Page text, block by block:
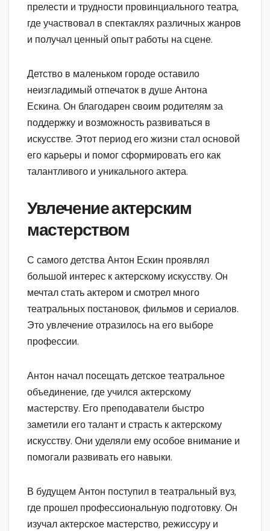
прелести и трудности провинциального театра,
где участвовал в спектаклях различных жанров
и получал ценный опыт работы на сцене.
Детство в маленьком городе оставило
неизгладимый отпечаток в душе Антона
Ескина. Он благодарен своим родителям за
поддержку и возможность развиваться в
искусстве. Этот период его жизни стал основой
его карьеры и помог сформировать его как
талантливого и уникального актера.
Увлечение актерским
мастерством
С самого детства Антон Ескин проявлял
большой интерес к актерскому искусству. Он
мечтал стать актером и смотрел много
театральных постановок, фильмов и сериалов.
Это увлечение отразилось на его выборе
профессии.
Антон начал посещать детское театральное
объединение, где учился актерскому
мастерству. Его преподаватели быстро
заметили его талант и страсть к актерскому
искусству. Они уделяли ему особое внимание и
помогали развивать его навыки.
В будущем Антон поступил в театральный вуз,
где прошел профессиональную подготовку. Он
изучал актерское мастерство, режиссуру и